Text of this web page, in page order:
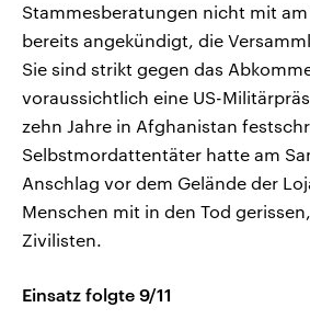
Stammesberatungen nicht mit am
bereits angekündigt, die
Sie sind strikt gegen das
voraussichtlich eine US-
zehn Jahre in Afghanistan
Selbstmordattentäter hatte am
Anschlag vor dem Gelände der
Menschen mit in den Tod
Zivilisten.
Einsatz folgte 9/11